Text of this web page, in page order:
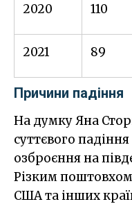
2020 110
2021 89
Причини падіння
На думку Яна
суттєвого
озброєння на
Різким поштовхом
США та інших